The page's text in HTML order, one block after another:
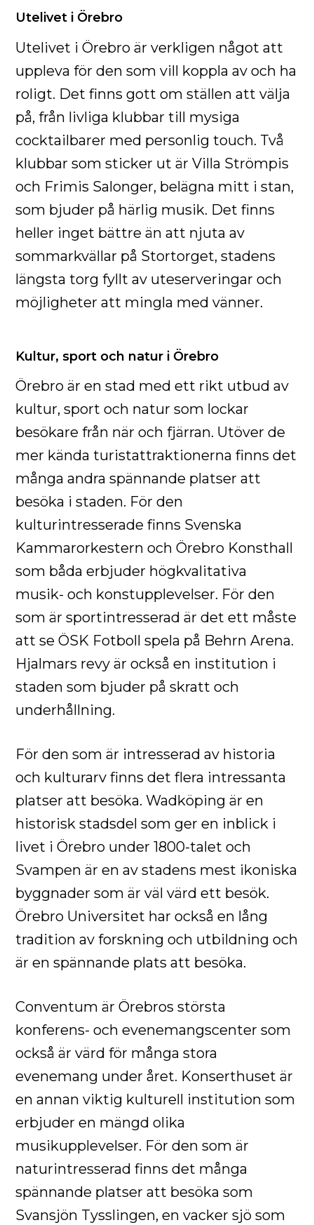
Utelivet i Örebro
Utelivet i Örebro är verkligen något att
uppleva för den som vill koppla av och ha
roligt. Det finns gott om ställen att välja
på, från livliga klubbar till mysiga
cocktailbarer med personlig touch. Två
klubbar som sticker ut är Villa Strömpis
och Frimis Salonger, belägna mitt i stan,
som bjuder på härlig musik. Det finns
heller inget bättre än att njuta av
sommarkvällar på Stortorget, stadens
längsta torg fyllt av uteserveringar och
möjligheter att mingla med vänner.
Kultur, sport och natur i Örebro
Örebro är en stad med ett rikt utbud av
kultur, sport och natur som lockar
besökare från när och fjärran. Utöver de
mer kända turistattraktionerna finns det
många andra spännande platser att
besöka i staden. För den
kulturintresserade finns Svenska
Kammarorkestern och Örebro Konsthall
som båda erbjuder högkvalitativa
musik- och konstupplevelser. För den
som är sportintresserad är det ett måste
att se ÖSK Fotboll spela på Behrn Arena.
Hjalmars revy är också en institution i
staden som bjuder på skratt och
underhållning.
För den som är intresserad av historia
och kulturarv finns det flera intressanta
platser att besöka. Wadköping är en
historisk stadsdel som ger en inblick i
livet i Örebro under 1800-talet och
Svampen är en av stadens mest ikoniska
byggnader som är väl värd ett besök.
Örebro Universitet har också en lång
tradition av forskning och utbildning och
är en spännande plats att besöka.
Conventum är Örebros största
konferens- och evenemangscenter som
också är värd för många stora
evenemang under året. Konserthuset är
en annan viktig kulturell institution som
erbjuder en mängd olika
musikupplevelser. För den som är
naturintresserad finns det många
spännande platser att besöka som
Svansjön Tysslingen, en vacker sjö som